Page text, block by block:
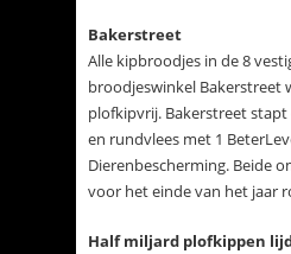
Bakerstreet
Alle kipbroodjes in de 8
broodjeswinkel Bakerstreet
plofkipvrij. Bakerstreet
en rundvlees met 1
Dierenbescherming. Beide
voor het einde van het jaar
Half miljard plofkippen